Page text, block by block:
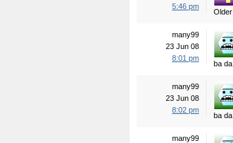
5:46 pm
many99
23 Jun 08
8:01 pm
ba
many99
23 Jun 08
8:02 pm
ba
many99